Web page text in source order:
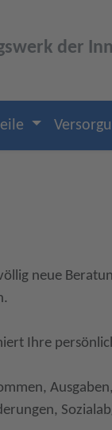
der
neue
Ihre